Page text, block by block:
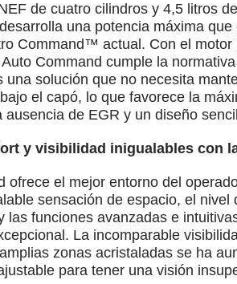
de cuatro cilindros y 4,5 litros
una potencia máxima
Command™ actual. Con el
Command cumple la
una solución que no necesita
el capó, lo que favorece la
ausencia de EGR y un diseño
y visibilidad inigualables con
ofrece el mejor entorno del
sensación de espacio, el
las funciones avanzadas e
La incomparable
zonas acristaladas se ha
para tener una visión